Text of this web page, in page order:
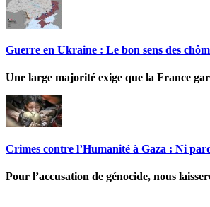
Guerre en Ukraine : Le bon sens des
Une large majorité exige que la France
Crimes contre l’Humanité à Gaza : Ni
Pour l’accusation de génocide, nous